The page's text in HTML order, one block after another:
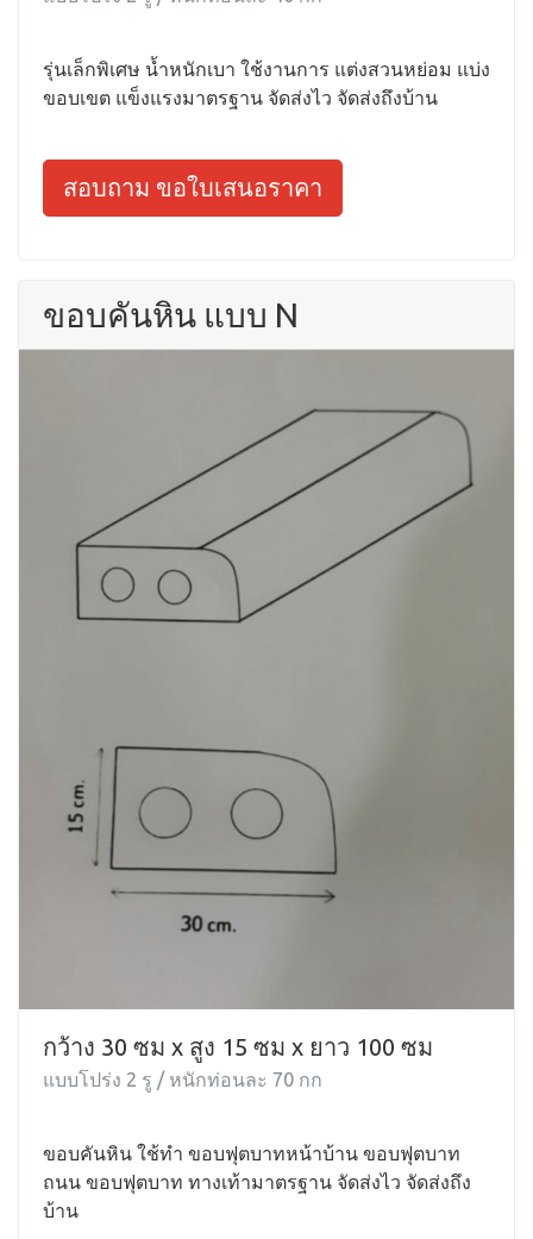
รุ่นเล็กพิเศษ น้ำหนักเบา ใช้งานการ แต่งสวนหย่อม แบ่ง
ขอบเขต แข็งแรงมาตรฐาน จัดส่งไว จัดส่งถึงบ้าน
สอบถาม ขอใบเสนอราคา
ขอบคันหิน แบบ N
กว้าง 30 ซม x สูง 15 ซม x ยาว 100 ซม
แบบโปร่ง 2 รู / หนักท่อนละ 70 กก
ขอบคันหิน ใช้ทำ ขอบฟุตบาทหน้าบ้าน ขอบฟุตบาท
ถนน ขอบฟุตบาท ทางเท้ามาตรฐาน จัดส่งไว จัดส่งถึง
บ้าน